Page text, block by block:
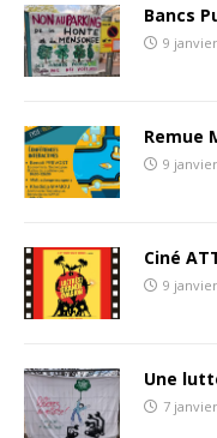
Bancs
9
Remue
9
Ciné
9
Une
7